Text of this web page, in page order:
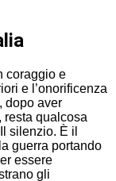
coraggio e
e l’onorificenza
dopo aver
resta qualcosa
silenzio. È il
guerra portando
essere
gli